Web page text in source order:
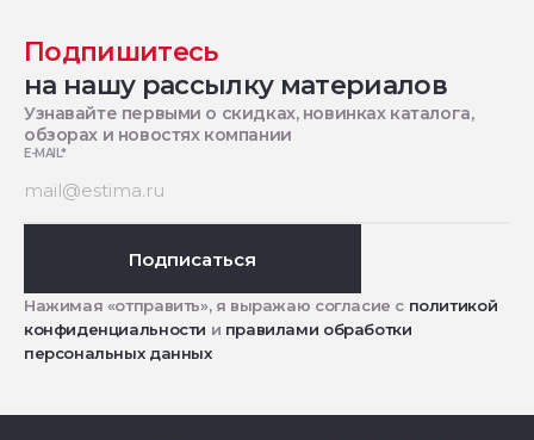
Подпишитесь
на нашу рассылку материалов
Узнавайте первыми о скидках, новинках каталога,
обзорах и новостях компании
E-MAIL*
Подписаться
Нажимая «отправить», я выражаю согласие с политикой
конфиденциальности и правилами обработки
персональных данных